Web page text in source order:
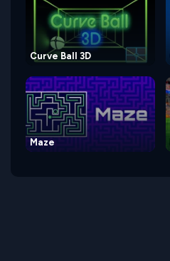
Curve Ball 3D
Maze